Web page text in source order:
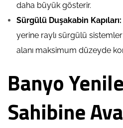
daha büyük gösterir.
Sürgülü Duşakabin Kapıları:
yerine raylı sürgülü
alanı maksimum düzeyde
Banyo
Sahibine